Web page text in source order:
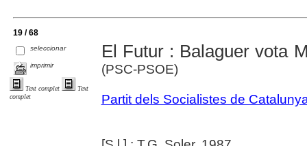
19 / 68
seleccionar
imprimir
Text complet
Text
complet
El Futur : Balaguer vota
(PSC-PSOE)
Partit dels Socialistes de